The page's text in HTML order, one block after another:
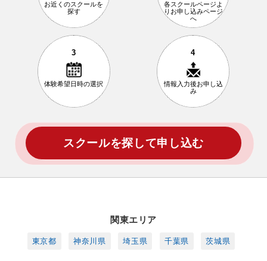
お近くのスクールを
探す
各スクールページ よ
りお申し込みページ
へ
3
体験希望日時の選択
4
情報入力後お申し込
み
スクールを探して申し込む
関東エリア
東京都 神奈川県 埼玉県 千葉県 茨城県